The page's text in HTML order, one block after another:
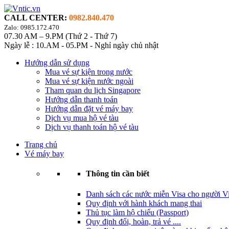
CALL CENTER: 0982.840.470
Zalo: 0985.172.470
07.30 AM – 9.PM (Thứ 2 - Thứ 7)
Ngày lễ : 10.AM - 05.PM - Nghỉ ngày chủ nhật
Hướng dẫn sử dụng
Mua vé sự kiện trong nước
Mua vé sự kiện nước ngoài
Tham quan du lịch Singapore
Hướng dẫn thanh toán
Hướng dẫn đặt vé máy bay
Dịch vụ mua hộ vé tàu
Dịch vụ thanh toán hộ vé tàu
Trang chủ
Vé máy bay
Thông tin cần biết
Danh sách các nước miễn Visa cho người
Quy định với hành khách mang thai
Thủ tục làm hộ chiếu (Passport)
Quy định đổi, hoàn, trả vé ....